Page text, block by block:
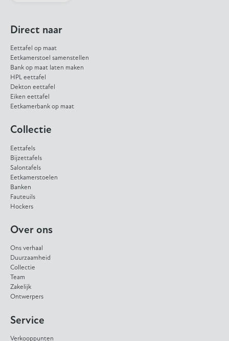
Direct naar
Eettafel op maat
Eetkamerstoel samenstellen
Bank op maat laten maken
HPL eettafel
Dekton eettafel
Eiken eettafel
Eetkamerbank op maat
Collectie
Eettafels
Bijzettafels
Salontafels
Eetkamerstoelen
Banken
Fauteuils
Hockers
Over ons
Ons verhaal
Duurzaamheid
Collectie
Team
Zakelijk
Ontwerpers
Service
Verkooppunten